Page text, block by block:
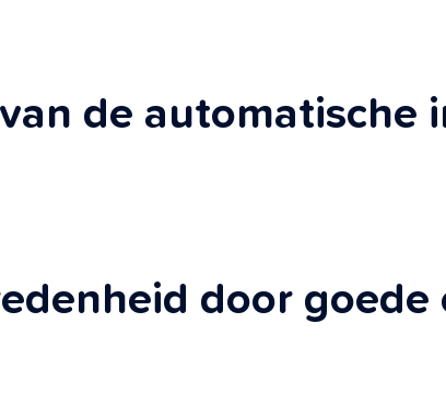
de automatische
door goede